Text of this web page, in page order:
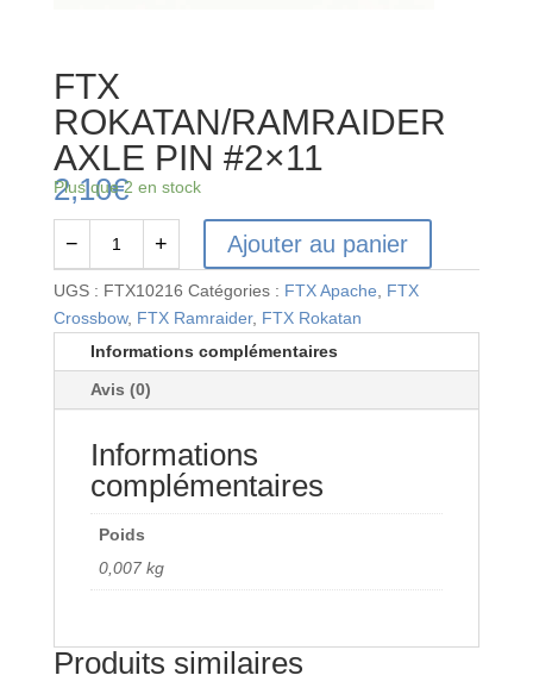
FTX
ROKATAN/RAMRAIDER
AXLE PIN #2×11
2,10€
Plus que 2 en stock
quantité
de
FTX
ROKATAN/RAMRAIDER
− + Ajouter au panier
UGS : FTX10216 Catégories : FTX Apache
FTX
Crossbow, FTX Ramraider, FTX Rokatan
Informations complémentaires
Avis (0)
Informations
complémentaires
Poids
0,007 kg
Produits similaires